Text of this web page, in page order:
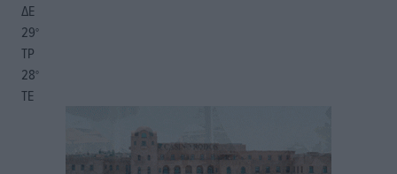
ΔΕ
29°
ΤΡ
28°
ΤΕ